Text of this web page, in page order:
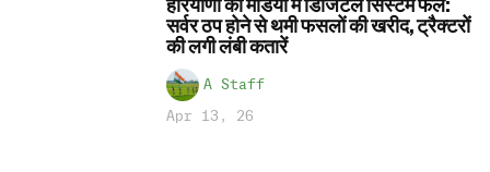
हरियाणा की मंडियों में डिजिटल सिस्टम फेल:
सर्वर ठप होने से थमी फसलों की खरीद, ट्रैक्टरों
की लगी लंबी कतारें
A Staff
Apr 13, 26